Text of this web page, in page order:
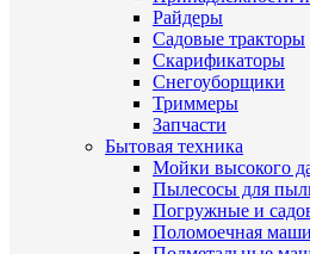
Райдеры
Садовые тракторы
Скарификаторы
Снегоуборщики
Триммеры
Запчасти
Бытовая техника
Мойки высокого
Пылесосы для
Погружные и
Поломоечная